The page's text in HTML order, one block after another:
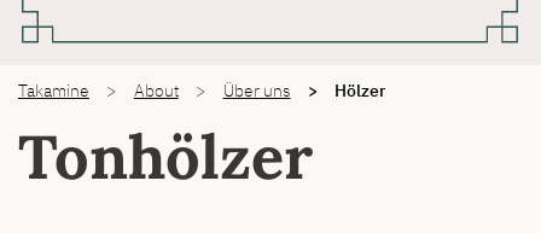
Takamine About Über uns Hölzer
Tonhölzer